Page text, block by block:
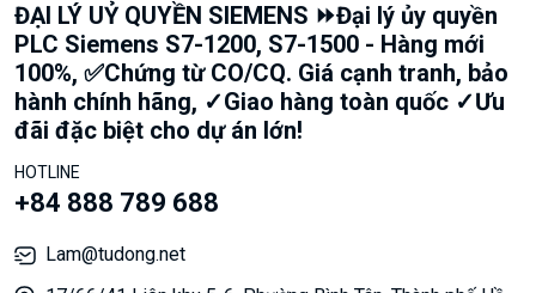
ĐẠI LÝ UỶ QUYỀN SIEMENS ⏩Đại lý ủy quyền
PLC Siemens S7-1200, S7-1500 - Hàng mới
100%, ✅Chứng từ CO/CQ. Giá cạnh tranh, bảo
hành chính hãng, ✓Giao hàng toàn quốc ✓Ưu
đãi đặc biệt cho dự án lớn!
HOTLINE
+84 888 789 688
Lam@tudong.net